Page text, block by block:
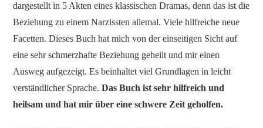
dargestellt in 5 Akten eines klassischen Dramas, denn das ist die
Beziehung zu einem Narzissten allemal. Viele hilfreiche neue
Facetten. Dieses Buch hat mich von der einseitigen Sicht auf
eine sehr schmerzhafte Beziehung geheilt und mir einen
Ausweg aufgezeigt. Es beinhaltet viel Grundlagen in leicht
verständlicher Sprache.Das Buch ist sehr hilfreich und
heilsam und hat mir über eine schwere Zeit geholfen.